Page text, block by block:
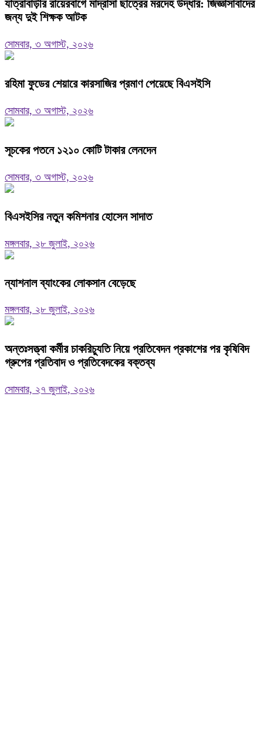
যাত্রাবাড়ীর রায়েরবাগে মাদ্রাসা ছাত্রের মরদেহ উদ্ধার: জিজ্ঞাসাবাদের
জন্য দুই শিক্ষক আটক
সোমবার, ৩ অগাস্ট, ২০২৬
রহিমা ফুডের শেয়ারে কারসাজির প্রমাণ পেয়েছে বিএসইসি
সোমবার, ৩ অগাস্ট, ২০২৬
সূচকের পতনে ১২১০ কোটি টাকার লেনদেন
সোমবার, ৩ অগাস্ট, ২০২৬
বিএসইসির নতুন কমিশনার হোসেন সাদাত
মঙ্গলবার, ২৮ জুলাই, ২০২৬
ন্যাশনাল ব্যাংকের লোকসান বেড়েছে
মঙ্গলবার, ২৮ জুলাই, ২০২৬
অন্তঃসত্ত্বা কর্মীর চাকরিচ্যুতি নিয়ে প্রতিবেদন প্রকাশের পর কৃষিবিদ
গ্রুপের প্রতিবাদ ও প্রতিবেদকের বক্তব্য
সোমবার, ২৭ জুলাই, ২০২৬